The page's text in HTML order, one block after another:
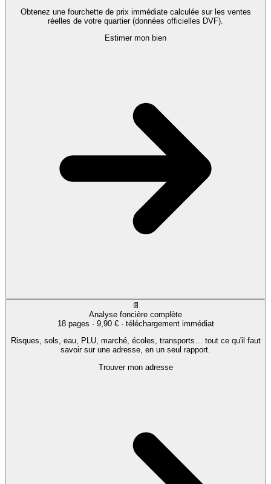
Obtenez une fourchette de prix immédiate calculée sur les ventes
réelles de votre quartier (données officielles DVF).
Estimer mon bien
📄
Analyse foncière complète
18 pages · 9,90 €· téléchargement immédiat
Risques, sols, eau, PLU, marché, écoles, transports… tout ce qu'il faut
savoir sur une adresse, en un seul rapport.
Trouver mon adresse